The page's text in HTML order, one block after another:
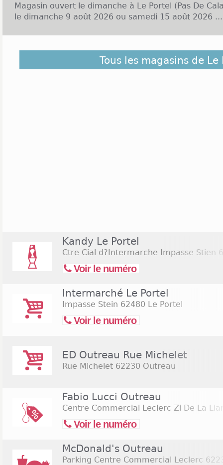
Magasin ouvert le dimanche à Le Portel (Pas De
le dimanche 9 août 2026 ou samedi 15 août 2026 ...
Découvrez dans la liste ci-dessous les magasins
et ceux situés à proximité. Ils sont classés du
Tous les magasins de Le
Kandy Le Portel
Ctre Cial d?Intermarche Impasse Stien
Voir le numéro
Intermarché Le Portel
Impasse Stein 62480 Le Portel
Voir le numéro
ED Outreau Rue Michelet
Rue Michelet 62230 Outreau
Fabio Lucci Outreau
Centre Commercial Leclerc Zi De La
Voir le numéro
McDonald's Outreau
Parking Centre Commercial Leclerc